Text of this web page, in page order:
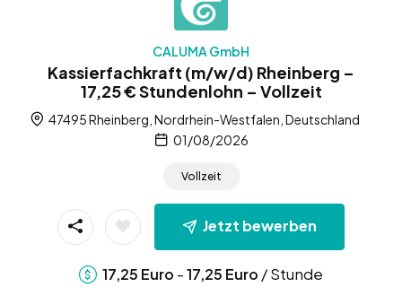
CALUMA GmbH
Kassierfachkraft (m/w/d) Rheinberg –
17,25 € Stundenlohn – Vollzeit
47495 Rheinberg, Nordrhein-Westfalen, Deutschland
01/08/2026
Vollzeit
Jetzt bewerben
17,25 Euro -17,25 Euro / Stunde